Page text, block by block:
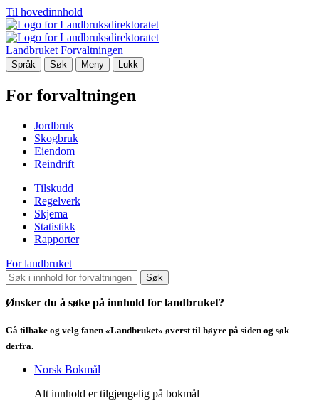
Til hovedinnhold
Landbruket Forvaltningen
Språk Søk Meny Lukk
For forvaltningen
Jordbruk
Skogbruk
Eiendom
Reindrift
Tilskudd
Regelverk
Skjema
Statistikk
Rapporter
For landbruket
Søk
Ønsker du å søke på innhold for landbruket?
Gå tilbake og velg fanen «Landbruket» øverst til høyre på siden og søk
derfra.
Norsk Bokmål
Alt innhold er tilgjengelig på bokmål